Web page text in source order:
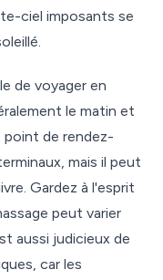
ciel imposants se
de voyager en
le matin et
point de rendez-
mais il peut
Gardez à l'esprit
peut varier
aussi judicieux de
car les